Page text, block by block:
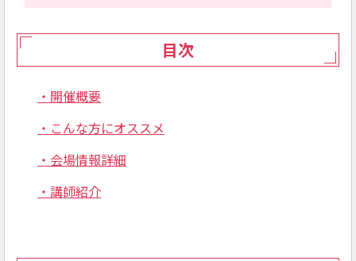
目次
・開催概要
・こんな方にオススメ
・会場情報詳細
・講師紹介